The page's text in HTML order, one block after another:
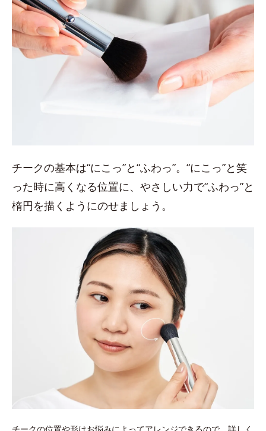
チークの基本は“にこっ”と“ふわっ”。“にこっ”と笑
った時に高くなる位置に、やさしい力で“ふわっ”と
楕円を描くようにのせましょう。
チークの位置や形はお悩みによってアレンジできるので、詳しく